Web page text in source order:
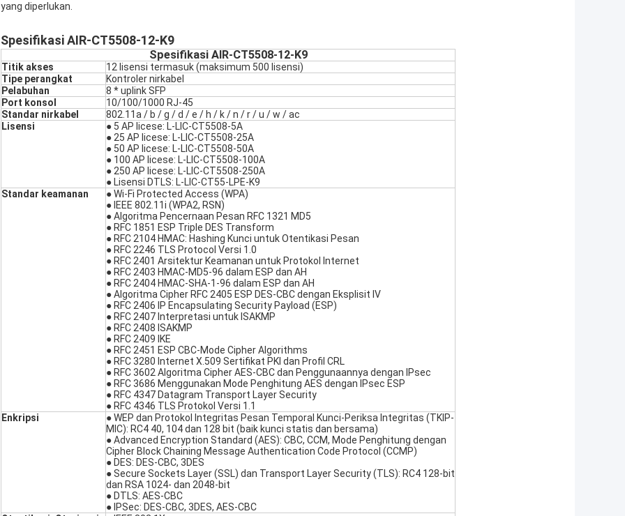
yang diperlukan.
Spesifikasi AIR-CT5508-12-K9
Spesifikasi AIR-CT5508-12-K9
Titik akses
12 lisensi termasuk (maksimum 500 lisensi)
Tipe perangkat
Kontroler nirkabel
Pelabuhan
8 * uplink SFP
Port konsol
10/100/1000 RJ-45
Standar nirkabel
802.11a / b / g / d / e / h / k / n / r / u / w / ac
Lisensi
● 5 AP licese: L-LIC-CT5508-5A
● 25 AP licese: L-LIC-CT5508-25A
● 50 AP licese: L-LIC-CT5508-50A
● 100 AP licese: L-LIC-CT5508-100A
● 250 AP licese: L-LIC-CT5508-250A
● Lisensi DTLS: L-LIC-CT55-LPE-K9
Standar keamanan
● Wi-Fi Protected Access (WPA)
● IEEE 802.11i (WPA2, RSN)
● Algoritma Pencernaan Pesan RFC 1321 MD5
● RFC 1851 ESP Triple DES Transform
● RFC 2104 HMAC: Hashing Kunci untuk Otentikasi Pesan
● RFC 2246 TLS Protocol Versi 1.0
● RFC 2401 Arsitektur Keamanan untuk Protokol Internet
● RFC 2403 HMAC-MD5-96 dalam ESP dan AH
● RFC 2404 HMAC-SHA-1-96 dalam ESP dan AH
● Algoritma Cipher RFC 2405 ESP DES-CBC dengan Eksplisit IV
● RFC 2406 IP Encapsulating Security Payload (ESP)
● RFC 2407 Interpretasi untuk ISAKMP
● RFC 2408 ISAKMP
● RFC 2409 IKE
● RFC 2451 ESP CBC-Mode Cipher Algorithms
● RFC 3280 Internet X.509 Sertifikat PKI dan Profil CRL
● RFC 3602 Algoritma Cipher AES-CBC dan Penggunaannya dengan IPsec
● RFC 3686 Menggunakan Mode Penghitung AES dengan IPsec ESP
● RFC 4347 Datagram Transport Layer Security
● RFC 4346 TLS Protokol Versi 1.1
Enkripsi
● WEP dan Protokol Integritas Pesan Temporal Kunci-Periksa Integritas (TKIP-
MIC): RC4 40, 104 dan 128 bit (baik kunci statis dan bersama)
● Advanced Encryption Standard (AES): CBC, CCM, Mode Penghitung dengan
Cipher Block Chaining Message Authentication Code Protocol (CCMP)
● DES: DES-CBC, 3DES
● Secure Sockets Layer (SSL) dan Transport Layer Security (TLS): RC4 128-bit
dan RSA 1024- dan 2048-bit
● DTLS: AES-CBC
● IPSec: DES-CBC, 3DES, AES-CBC